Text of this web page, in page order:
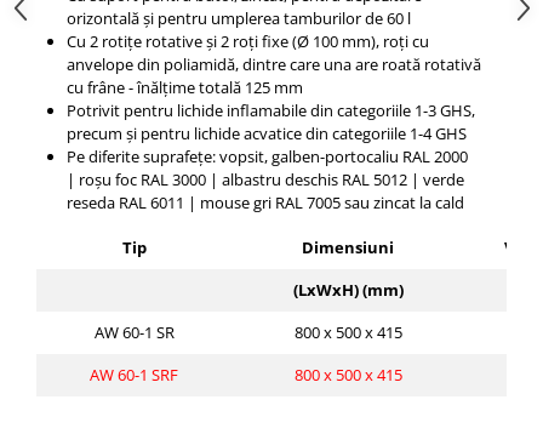
orizontală și pentru umplerea tamburilor de 60 l
Cu 2 rotițe rotative și 2 roți fixe (Ø 100 mm), roți cu
anvelope din poliamidă, dintre care una are roată rotativă
cu frâne - înălțime totală 125 mm
Potrivit pentru lichide inflamabile din categoriile 1-3 GHS,
precum și pentru lichide acvatice din categoriile 1-4 GHS
Pe diferite suprafețe: vopsit, galben-portocaliu RAL 2000
| roșu foc RAL 3000 | albastru deschis RAL 5012 | verde
reseda RAL 6011 | mouse gri RAL 7005 sau zincat la cald
Tip Dimensiuni
(LxWxH) (mm)
AW 60-1 SR
800 x 500 x 415
AW 60-1 SRF
800 x 500 x 415